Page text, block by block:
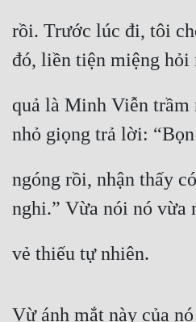
rồi. Trước lúc đi, tôi
đó, liền tiện miệng hỏi
quả là Minh Viễn
nhỏ giọng trả lời: “Bọn
ngóng rồi, nhận thấy
nghi.” Vừa nói nó vừa
vẻ thiếu tự nhiên.
Vừ ánh mắt này của nó